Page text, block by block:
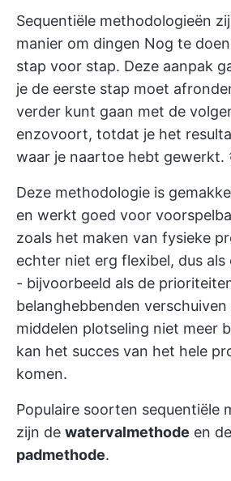
Sequentiële methodologieën
manier om dingen Nog te
stap voor stap. Deze aanpak
je de eerste stap moet
verder kunt gaan met de
enzovoort, totdat je het
waar je naartoe hebt gewerkt.
Deze methodologie is
en werkt goed voor
zoals het maken van fysieke
echter niet erg flexibel, dus
- bijvoorbeeld als de
belanghebbenden
middelen plotseling niet meer
kan het succes van het hele
komen.
Populaire soorten sequentiële
zijn de watervalmethode en de
padmethode.